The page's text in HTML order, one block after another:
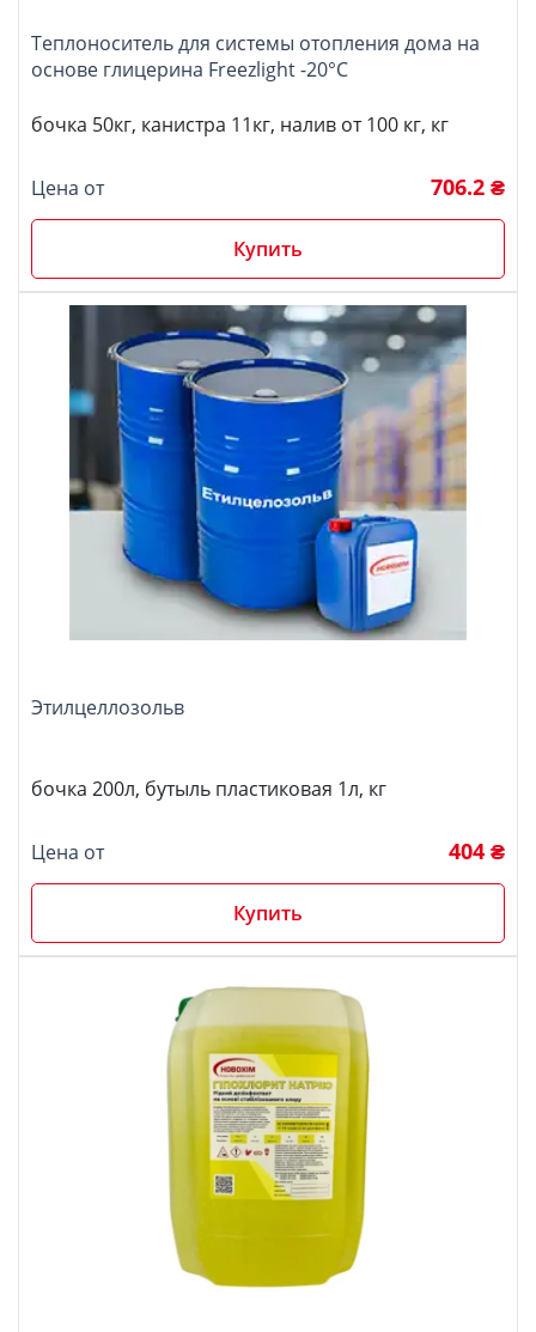
Теплоноситель для системы отопления дома на
основе глицерина Freezlight -20°C
бочка 50кг, канистра 11кг, налив от 100 кг, кг
Цена от 706.2 ₴
Купить
Этилцеллозольв
бочка 200л, бутыль пластиковая 1л, кг
Цена от 404 ₴
Купить